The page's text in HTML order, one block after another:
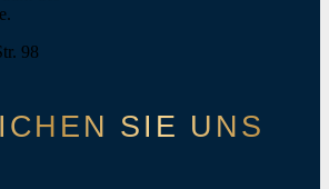
98
SIE UNS